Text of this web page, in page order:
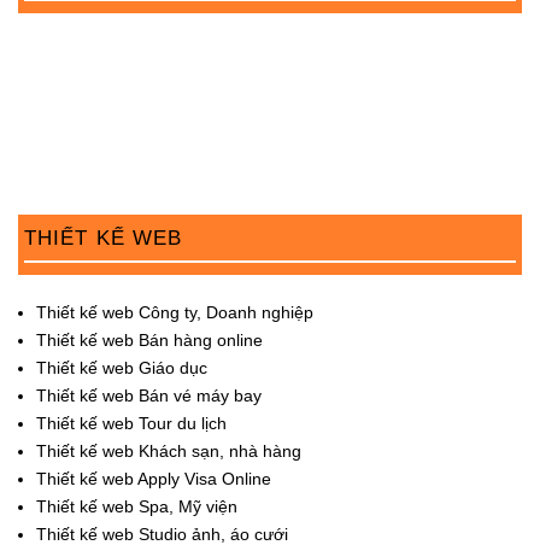
THIẾT KẾ WEB
Thiết kế web Công ty, Doanh nghiệp
Thiết kế web Bán hàng online
Thiết kế web Giáo dục
Thiết kế web Bán vé máy bay
Thiết kế web Tour du lịch
Thiết kế web Khách sạn, nhà hàng
Thiết kế web Apply Visa Online
Thiết kế web Spa, Mỹ viện
Thiết kế web Studio ảnh, áo cưới